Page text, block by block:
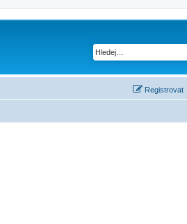
Registrovat